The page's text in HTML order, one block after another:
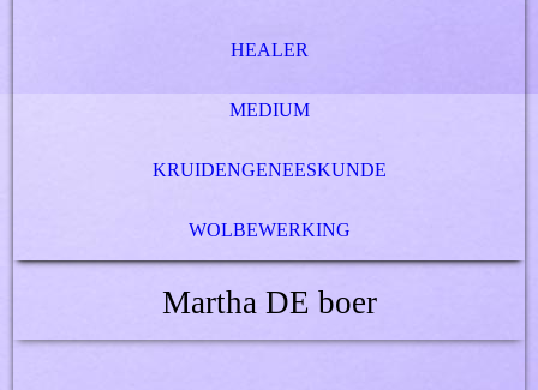
HEALER
MEDIUM
KRUIDENGENEESKUNDE
WOLBEWERKING
Martha DE boer